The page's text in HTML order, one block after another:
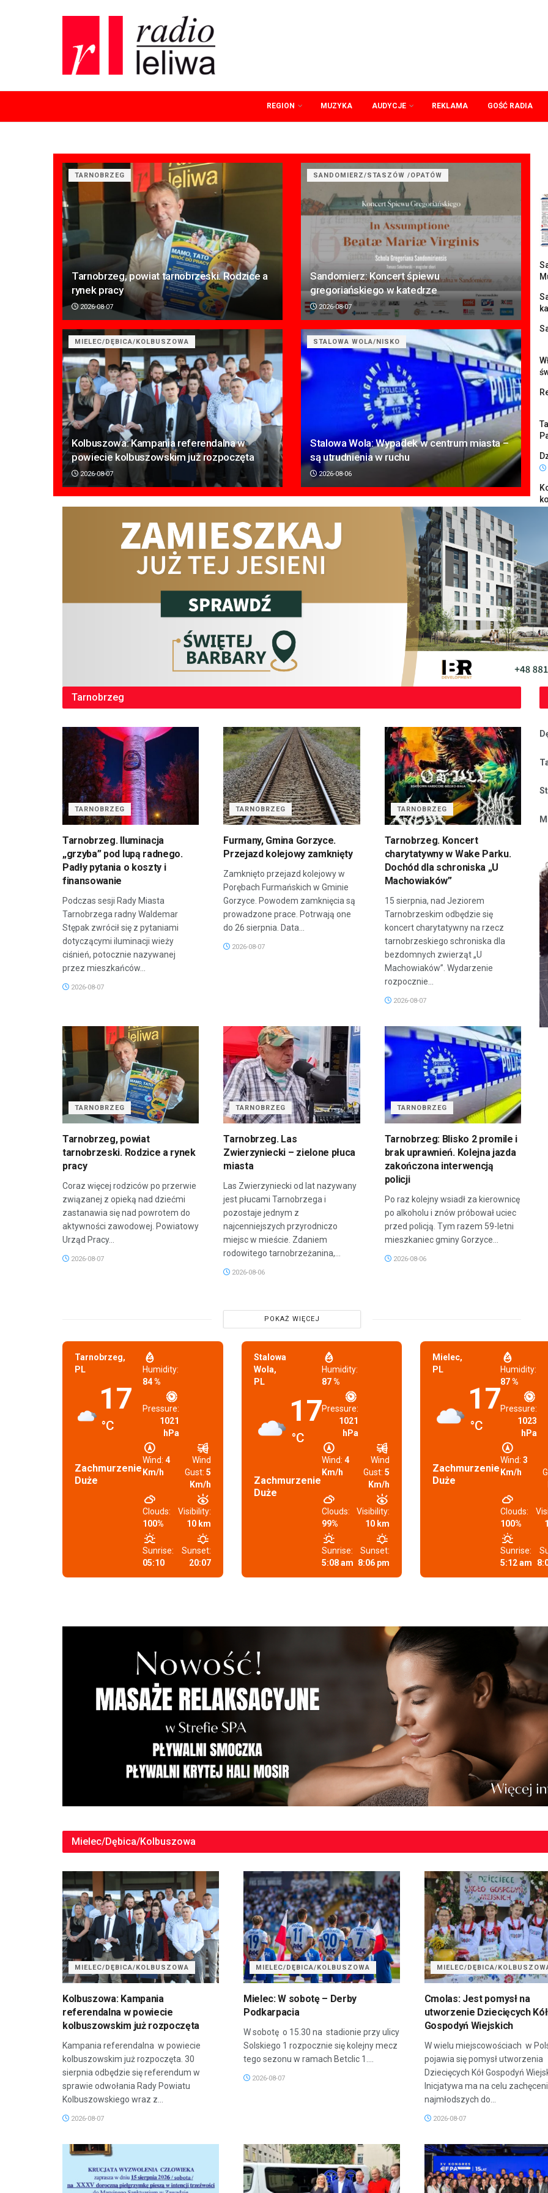
REGION MUZYKA AUDYCJE REKLAMA GOŚĆ RADIA
TARNOBRZEG
Tarnobrzeg, powiat tarnobrzeski. Rodzice a
rynek pracy
2026-08-07
SANDOMIERZ/STASZÓW /OPATÓW
Sandomierz: Koncert śpiewu
gregoriańskiego w katedrze
2026-08-07
MIELEC/DĘBICA/KOLBUSZOWA
Kolbuszowa: Kampania referendalna w
powiecie kolbuszowskim już rozpoczęta
2026-08-07
STALOWA WOLA/NISKO
Stalowa Wola: Wypadek w centrum miasta –
są utrudnienia w ruchu
2026-08-06
Tarnobrzeg
TARNOBRZEG
Tarnobrzeg. Iluminacja
„grzyba” pod lupą radnego.
Padły pytania o koszty i
finansowanie
Podczas sesji Rady Miasta
Tarnobrzega radny Waldemar
Stępak zwrócił się z pytaniami
dotyczącymi iluminacji wieży
ciśnień, potocznie nazywanej
przez mieszkańców...
2026-08-07
TARNOBRZEG
Furmany, Gmina Gorzyce.
Przejazd kolejowy zamknięty
Zamknięto przejazd kolejowy w
Porębach Furmańskich w Gminie
Gorzyce. Powodem zamknięcia są
prowadzone prace. Potrwają one
do 26 sierpnia. Data...
2026-08-07
TARNOBRZEG
Tarnobrzeg. Koncert
charytatywny w Wake Parku.
Dochód dla schroniska „U
Machowiaków”
15 sierpnia, nad Jeziorem
Tarnobrzeskim odbędzie się
koncert charytatywny na rzecz
tarnobrzeskiego schroniska dla
bezdomnych zwierząt „U
Machowiaków”. Wydarzenie
rozpocznie...
2026-08-07
TARNOBRZEG
Tarnobrzeg, powiat
tarnobrzeski. Rodzice a rynek
pracy
Coraz więcej rodziców po przerwie
związanej z opieką nad dziećmi
zastanawia się nad powrotem do
aktywności zawodowej. Powiatowy
Urząd Pracy...
2026-08-07
TARNOBRZEG
Tarnobrzeg. Las
Zwierzyniecki – zielone płuca
miasta
Las Zwierzyniecki od lat nazywany
jest płucami Tarnobrzega i
pozostaje jednym z
najcenniejszych przyrodniczo
miejsc w mieście. Zdaniem
rodowitego tarnobrzeżanina,...
2026-08-06
TARNOBRZEG
Tarnobrzeg: Blisko 2 promile i
brak uprawnień. Kolejna jazda
zakończona interwencją
policji
Po raz kolejny wsiadł za kierownicę
po alkoholu i znów próbował uciec
przed policją. Tym razem 59-letni
mieszkaniec gminy Gorzyce...
2026-08-06
POKAŻ WIĘCEJ
Tarnobrzeg,
PL
17
°C
Zachmurzenie
Duże
Humidity:
84 %
Pressure:
1021
hPa
Wind: 4
Km/h
Wind
Gust: 5
Km/h
Clouds:
100%
Visibility:
10 km
Sunrise:
05:10
Sunset:
20:07
Stalowa
Wola,
PL
17
°C
Zachmurzenie
Duże
Humidity:
87 %
Pressure:
1021
hPa
Wind: 4
Km/h
Wind
Gust: 5
Km/h
Clouds:
99%
Visibility:
10 km
Sunrise:
5:08 am
Sunset:
8:06 pm
Mielec,
PL
17
°C
Zachmurzenie
Duże
Humidity:
87 %
Pressure:
1023
hPa
Wind: 3
Km/h
Clouds:
100%
Sunrise:
5:12 am
Mielec/Dębica/Kolbuszowa
MIELEC/DĘBICA/KOLBUSZOWA
Kolbuszowa: Kampania
referendalna w powiecie
kolbuszowskim już rozpoczęta
Kampania referendalna w powiecie
kolbuszowskim już rozpoczęta. 30
sierpnia odbędzie się referendum w
sprawie odwołania Rady Powiatu
Kolbuszowskiego wraz z...
2026-08-07
MIELEC/DĘBICA/KOLBUSZOWA
Mielec: W sobotę – Derby
Podkarpacia
W sobotę o 15.30 na stadionie przy ulicy
Solskiego 1 rozpocznie się kolejny mecz
tego sezonu w ramach Betclic 1....
2026-08-07
MIELEC/DĘBICA/
Cmolas: Jest pomysł na
utworzenie Dziecięcych Kół
Gospodyń Wiejskich
W wielu miejscowościach w
pojawia się pomysł utworzenia
Dziecięcych Kół Gospodyń
Inicjatywa ma na celu
najmłodszych do...
2026-08-07